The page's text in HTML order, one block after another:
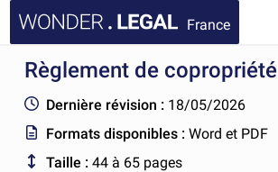
France
ACCUEIL
DOCUMENTS
FAQ
Règlement de copropriété
Dernière révision : 18/05/2026
Formats disponibles :Word et PDF
Taille : 44 à 65 pages